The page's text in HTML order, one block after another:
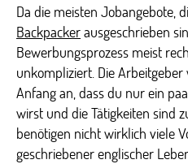
Da die meisten Jobangebote,
Backpackerausgeschrieben
Bewerbungsprozess meist
unkompliziert. Die
Anfang an, dass du nur ein
wirst und die Tätigkeiten sind
benötigen nicht wirklich viele
geschriebener englischer